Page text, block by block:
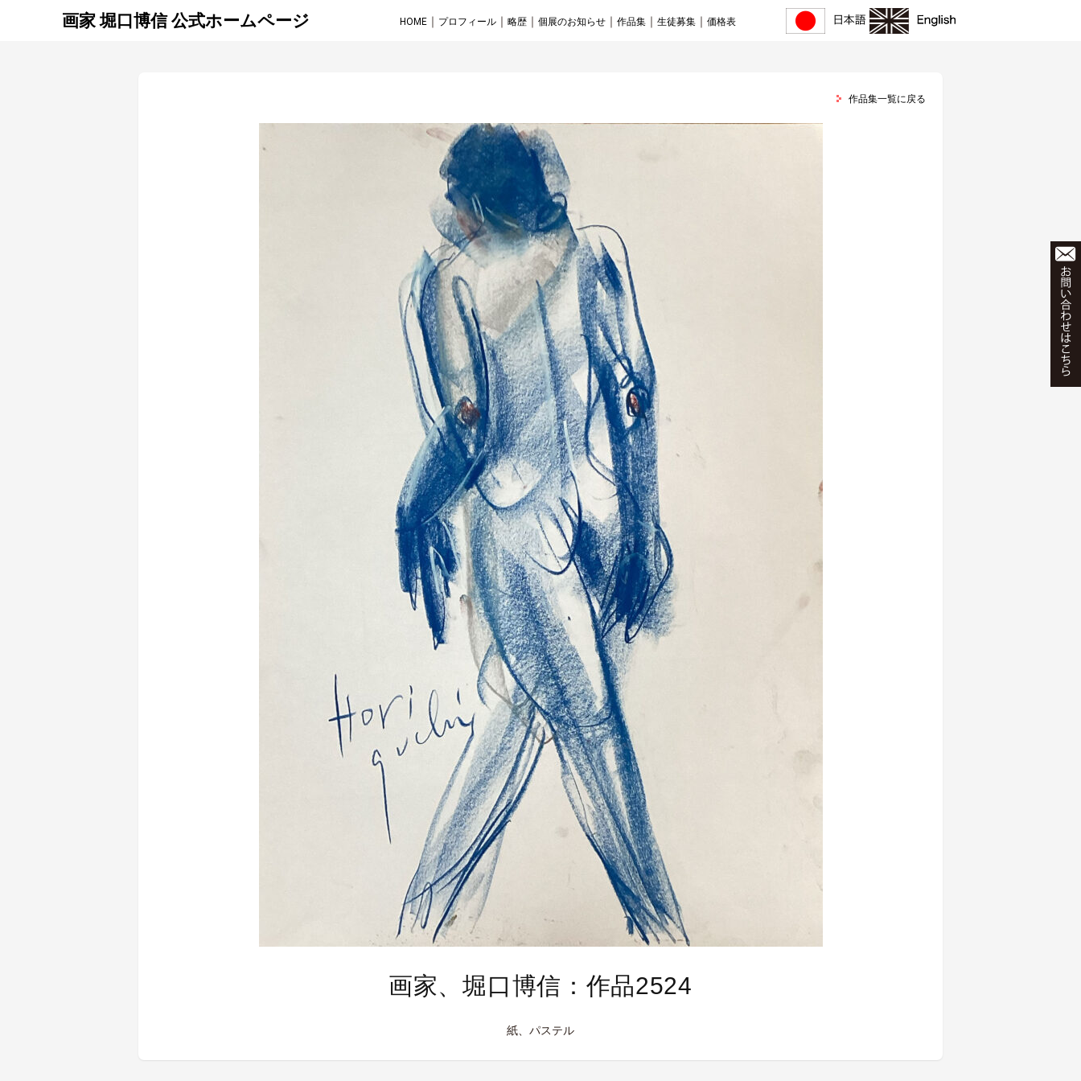
画家 堀口博信 公式ホームページ HOME ｜ プロフィール ｜ 略歴 ｜ 個展のお知らせ ｜ 作品集 ｜ 生徒募集 ｜ 価格表
作品集一覧に戻る
画家、堀口博信：作品2524
紙、パステル